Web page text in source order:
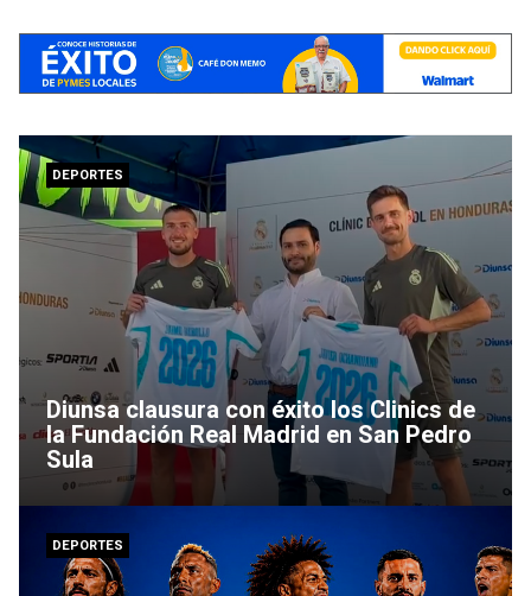
DEPORTES
Diunsa clausura con éxito los Clinics de
la Fundación Real Madrid en San Pedro
Sula
DEPORTES